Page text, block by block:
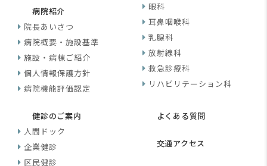
病院紹介
院長あいさつ
病院概要・施設基準
施設・病棟ご紹介
個人情報保護方針
病院機能評価認定
眼科
耳鼻咽喉科
乳腺科
放射線科
救急診療科
リハビリテーション科
健診のご案内
人間ドック
企業健診
区民健診
よくある質問
交通アクセス